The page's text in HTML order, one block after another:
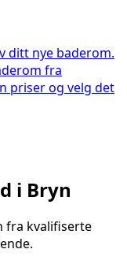
ditt nye baderom.
fra
priser og velg det
i Bryn
fra kvalifiserte